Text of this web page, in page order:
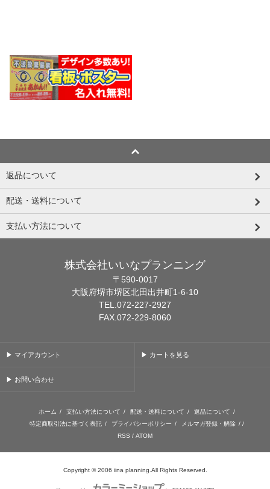
返品について
配送・送料について
支払い方法について
株式会社いいなプランニング
〒590-0017
大阪府堺市堺区北田出井町1-6-10
TEL.072-227-2927
FAX.072-229-8060
▶ マイアカウント ▶ カートを見る
▶ お問い合わせ
ホーム / 支払い方法について / 配送・送料について / 返品について /
特定商取引法に基づく表記 / プライバシーポリシー / メルマガ登録・解除 / /
RSS / ATOM
Copyright © 2006 iina planning.All Rights Reserved.